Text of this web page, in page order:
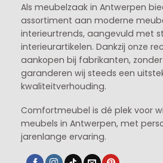
Als meubelzaak in Antwerpen
assortiment aan moderne
interieurtrends, aangevuld met
interieurartikelen. Dankzij onze
aankopen bij fabrikanten,
garanderen wij steeds een
kwaliteitverhouding.
Comfortmeubel is dé plek voor
meubels in Antwerpen, met
jarenlange ervaring.